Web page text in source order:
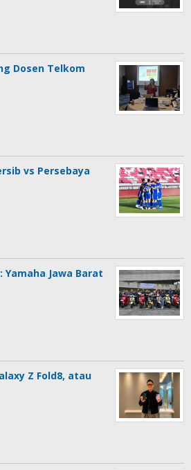
Dosen Telkom
vs Persebaya
Yamaha Jawa Barat
Z Fold8, atau